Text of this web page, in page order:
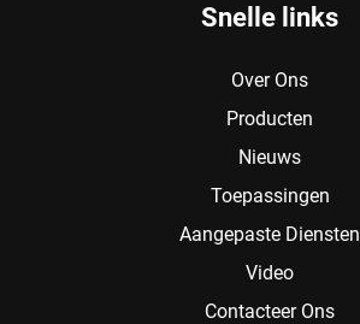
Snelle links
Over Ons
Producten
Nieuws
Toepassingen
Aangepaste Diensten
Video
Contacteer Ons